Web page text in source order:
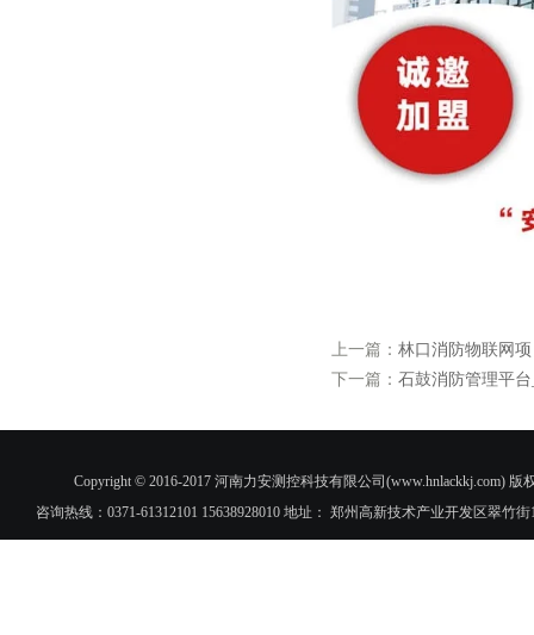
上一篇： 林口消防物联网
下一篇： 石鼓消防管理平
Copyright © 2016-2017 河南力安测控科技有限公司(www.hnlackkj.com)
咨询热线：0371-61312101 15638928010 地址： 郑州高新技术产业开发区翠竹